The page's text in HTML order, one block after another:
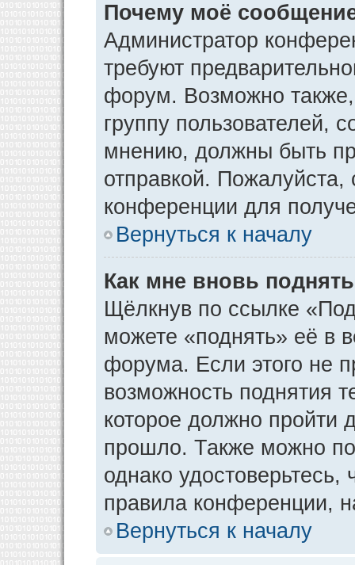
Почему моё
Администратор
требуют
форум. Возможно
группу пользователей,
мнению, должны быть
отправкой.
конференции для
Вернуться к началу
Как мне вновь
Щёлкнув по ссылке
можете «поднять» её в
форума. Если этого не
возможность поднятия
которое должно пройти
прошло. Также можно
однако
правила конференции,
Вернуться к началу